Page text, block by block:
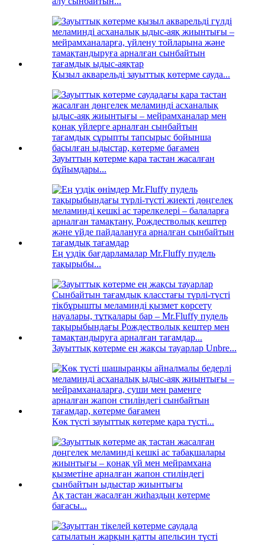
Қызыл акварельді зауыттық көтерме сауда...
Зауыттың көтерме қара тастан жасалған
бұйымдары...
Ең үздік бағдарламалар Mr.Fluffy пудель
тақырыбы...
Зауыттық көтерме ең жақсы тауарлар Unbre...
Көк түсті зауыттық көтерме қара түсті...
Ақ тастан жасалған жиһаздың көтерме
бағасы...